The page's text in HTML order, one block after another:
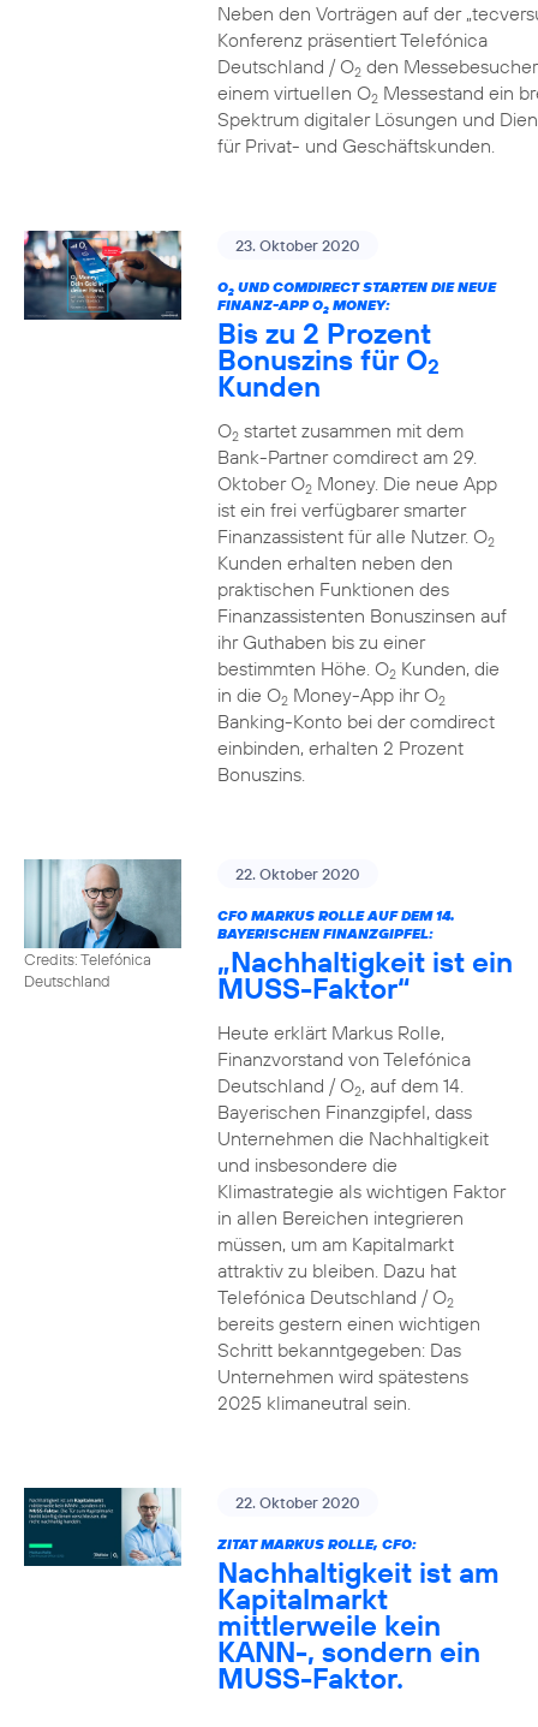
Neben den Vorträgen auf der
Konferenz präsentiert Telefónica
Deutschland / O2den
einem virtuellen O2Messestand ein
Spektrum digitaler Lösungen und
für Privat- und Geschäftskunden.
23. Oktober 2020
O2UND COMDIRECT STARTEN DIE NEUE
FINANZ-APP O2MONEY:
Bis zu 2 Prozent
Bonuszins für O2
Kunden
O2startet zusammen mit dem
Bank-Partner comdirect am 29.
Oktober O2Money. Die neue App
ist ein frei verfügbarer smarter
Finanzassistent für alle Nutzer. O2
Kunden erhalten neben den
praktischen Funktionen des
Finanzassistenten Bonuszinsen auf
ihr Guthaben bis zu einer
bestimmten Höhe. O2Kunden, die
in die O2Money-App ihr O2
Banking-Konto bei der comdirect
einbinden, erhalten 2 Prozent
Bonuszins.
Credits: Telefónica
Deutschland
22. Oktober 2020
CFO MARKUS ROLLE AUF DEM 14.
BAYERISCHEN FINANZGIPFEL:
„Nachhaltigkeit ist ein
MUSS-Faktor“
Heute erklärt Markus Rolle,
Finanzvorstand von Telefónica
Deutschland / O2, auf dem 14.
Bayerischen Finanzgipfel, dass
Unternehmen die Nachhaltigkeit
und insbesondere die
Klimastrategie als wichtigen Faktor
in allen Bereichen integrieren
müssen, um am Kapitalmarkt
attraktiv zu bleiben. Dazu hat
Telefónica Deutschland / O2
bereits gestern einen wichtigen
Schritt bekanntgegeben: Das
Unternehmen wird spätestens
2025 klimaneutral sein.
22. Oktober 2020
ZITAT MARKUS ROLLE, CFO:
Nachhaltigkeit ist am
Kapitalmarkt
mittlerweile kein
KANN-, sondern ein
MUSS-Faktor.